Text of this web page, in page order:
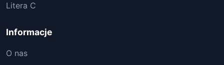
Litera C
Informacje
O nas